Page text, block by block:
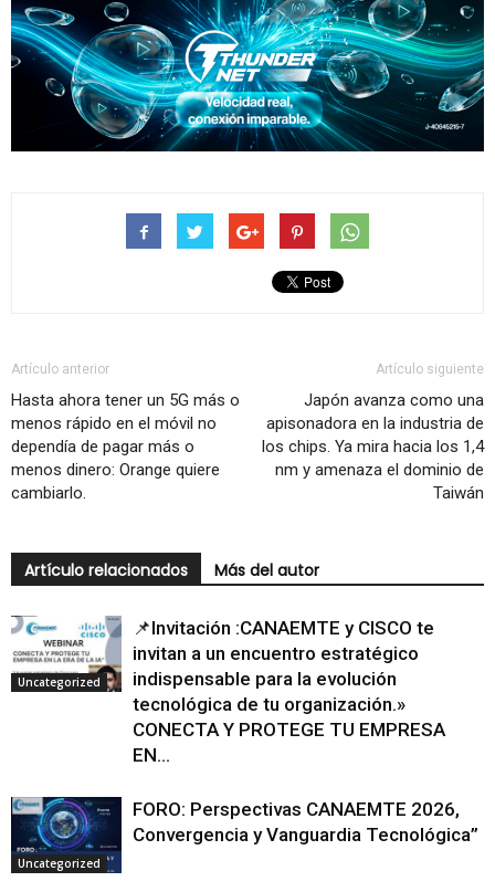
Artículo anterior
Hasta ahora tener un 5G más o
menos rápido en el móvil no
dependía de pagar más o
menos dinero: Orange quiere
cambiarlo.
Artículo siguiente
Japón avanza como una
apisonadora en la industria de
los chips. Ya mira hacia los 1,4
nm y amenaza el dominio de
Taiwán
Artículo relacionados Más del autor
Uncategorized
📌Invitación :CANAEMTE y CISCO te
invitan a un encuentro estratégico
indispensable para la evolución
tecnológica de tu organización.»
CONECTA Y PROTEGE TU EMPRESA
EN...
Uncategorized
FORO: Perspectivas CANAEMTE 2026,
Convergencia y Vanguardia Tecnológica”